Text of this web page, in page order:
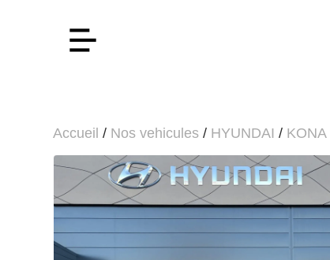
Accueil / Nos vehicules / HYUNDAI / KONA